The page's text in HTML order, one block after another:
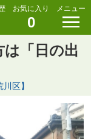
お気に入り
0
メニュー
「日の出
区】